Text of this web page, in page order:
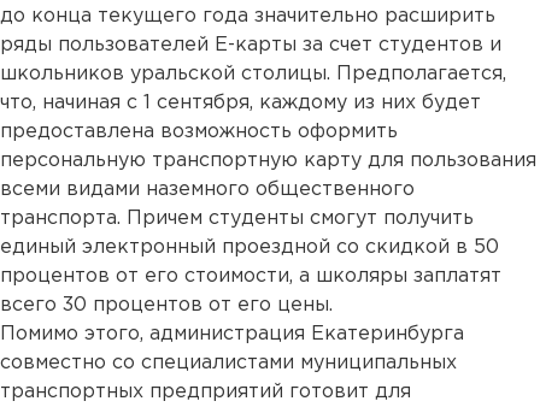
до конца текущего года значительно расширить
ряды пользователей Е-карты за счет студентов и
школьников уральской столицы. Предполагается,
что, начиная с 1 сентября, каждому из них будет
предоставлена возможность оформить
персональную транспортную карту для пользования
всеми видами наземного общественного
транспорта. Причем студенты смогут получить
единый электронный проездной со скидкой в 50
процентов от его стоимости, а школяры заплатят
всего 30 процентов от его цены.
Помимо этого, администрация Екатеринбурга
совместно со специалистами муниципальных
транспортных предприятий готовит для